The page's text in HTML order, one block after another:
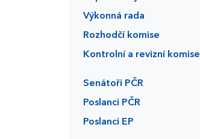
Výkonná rada
Rozhodčí komise
Kontrolní a revizní komise
Senátoři PČR
Poslanci PČR
Poslanci EP